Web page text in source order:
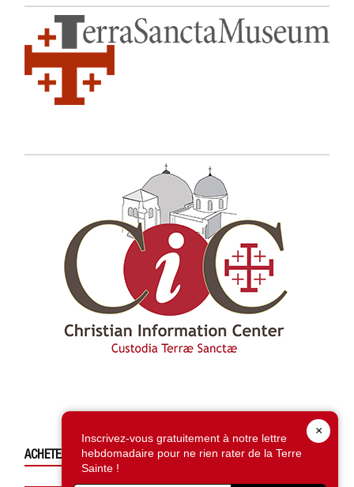
ACHETEZ CE NUMÉRO
×
Inscrivez-vous gratuitement à notre lettre
hebdomadaire pour ne rien rater de la Terre
Sainte !